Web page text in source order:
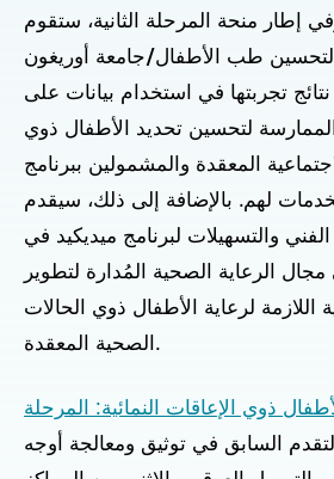
إطار منحة المرحلة الثانية، ستقوم
طب الأطفال/جامعة أوريغون
تجربتها في استخدام بيانات على
لتحسين تحديد الأطفال ذوي
المعقدة والمشمولين ببرنامج
لهم. بالإضافة إلى ذلك، سيقدم
والتسهيلات لبرنامج ميديكيد في
الرعاية الصحية المُدارة لتطوير
اللازمة لرعاية الأطفال ذوي الحالات
الصحية المعقدة.
ذوي الإعاقات النمائية: المرحلة
التقدم السابق في توثيق ومعالجة أوجه